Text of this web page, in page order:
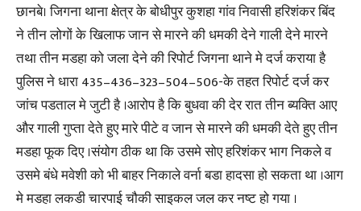
छानबे। जिगना थाना क्षेत्र के बोधीपुर कुशहा गांव निवासी हरिशंकर बिंद
ने तीन लोगों के खिलाफ जान से मारने की धमकी देने गाली देने मारने
तथा तीन मडहा को जला देने की रिपोर्ट जिगना थाने मे दर्ज कराया है
पुलिस ने धारा 435–436–323–504–506-के तहत रिपोर्ट दर्ज कर
जांच पडताल मे जुटी है ।आरोप है कि बुधवा की देर रात तीन ब्यक्ति आए
और गाली गुप्ता देते हुए मारे पीटे व जान से मारने की धमकी देते हुए तीन
मडहा फूक दिए ।संयोग ठीक था कि उसमे सोए हरिशंकर भाग निकले व
उसमे बंधे मवेशी को भी बाहर निकाले वर्ना बडा हादसा हो सकता था ।आग
मे मडहा लकडी चारपाई चौकी साइकल जल कर नष्ट हो गया ।